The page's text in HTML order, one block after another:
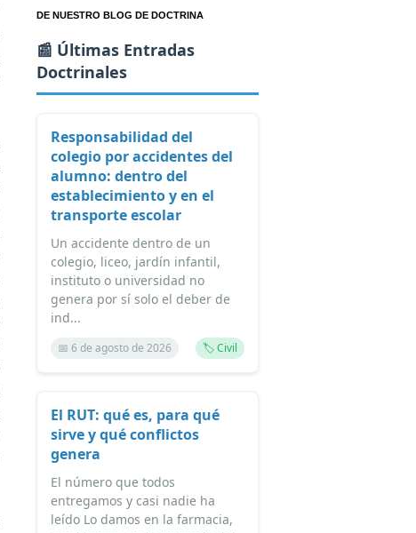
DE NUESTRO BLOG DE DOCTRINA
📰 Últimas Entradas
Doctrinales
Responsabilidad del
colegio por accidentes del
alumno: dentro del
establecimiento y en el
transporte escolar
Un accidente dentro de un
colegio, liceo, jardín infantil,
instituto o universidad no
genera por sí solo el deber de
ind...
📅 6 de agosto de 2026 🏷️ Civil
El RUT: qué es, para qué
sirve y qué conflictos
genera
El número que todos
entregamos y casi nadie ha
leído Lo damos en la farmacia,